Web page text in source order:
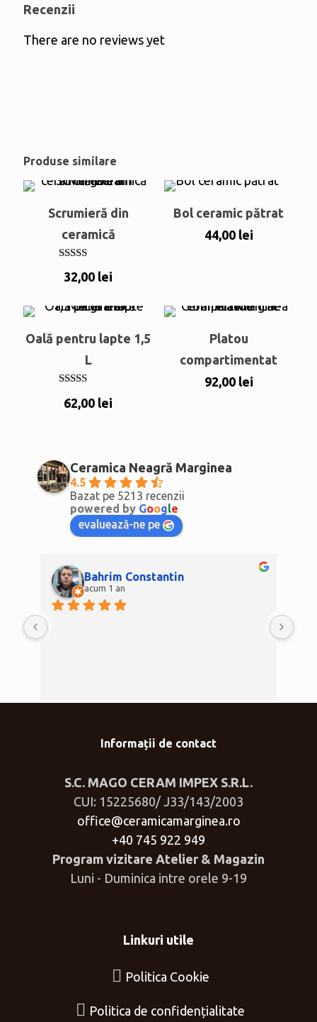
Recenzii
There are no reviews yet
Produse similare
Scrumieră din
ceramică
Evaluat la
5.00
32,00 lei
Bol ceramic pătrat
44,00 lei
Oală pentru lapte 1,5
L
Evaluat la
5.00
62,00 lei
Platou
compartimentat
92,00 lei
Ceramica Neagră Marginea
4.5
Bazat pe 5213 recenzii
powered by Google
evaluează-ne pe
Bahrim Constantin
acum 1 an
Informații de contact
S.C. MAGO CERAM IMPEX S.R.L.
CUI: 15225680/ J33/143/2003
office@ceramicamarginea.ro
+40 745 922 949
Program vizitare Atelier & Magazin
Luni - Duminica intre orele 9-19
Linkuri utile
Politica Cookie
Politica de confidențialitate